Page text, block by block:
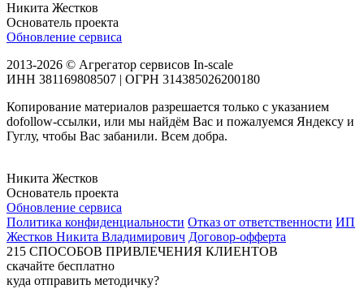
Никита Жестков
Основатель проекта
Обновление сервиса
2013-2026 © Агрегатор сервисов In-scale
ИНН 381169808507 | ОГРН 314385026200180
Копирование материалов разрешается только с указанием
dofollow-ссылки, или мы найдём Вас и пожалуемся Яндексу и
Гуглу, чтобы Вас забанили. Всем добра.
Никита Жестков
Основатель проекта
Обновление сервиса
Политика конфиденциальности Отказ от ответственности ИП
Жестков Никита Владимирович Договор-офферта
215 СПОСОБОВ ПРИВЛЕЧЕНИЯ КЛИЕНТОВ
скачайте бесплатно
куда отправить методичку?